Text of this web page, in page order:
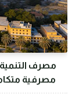
مصرف
مصرفية